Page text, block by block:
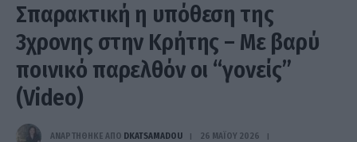
Σπαρακτική η υπόθεση της
3χρονης στην Κρήτης – Με βαρύ
ποινικό παρελθόν οι “γονείς”
(Video)
ΑΝΑΡΤΗΘΗΚΕ ΑΠΟ DKATSAMADOU 26 ΜΑΪ́ΟΥ 2026